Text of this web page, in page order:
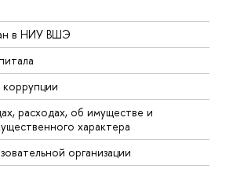
в НИУ ВШЭ
расходах, об имуществе и
характера
организации